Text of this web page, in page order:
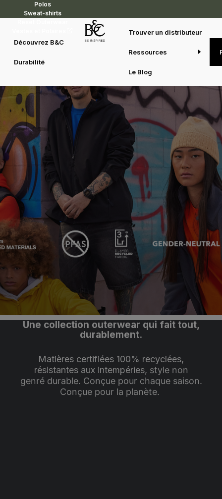
Polos
Sweat-shirts
Découvrez B&C
Durabilité
Trouver un distributeur
Ressources
Le Blog
La performance responsable réinventée
B&C Reset Outerwear
Une collection outerwear qui fait tout,
durablement.
Matières certifiées 100% recyclées,
résistantes aux intempéries, style non
genré durable. Conçue pour chaque saison.
Conçue pour la planète.